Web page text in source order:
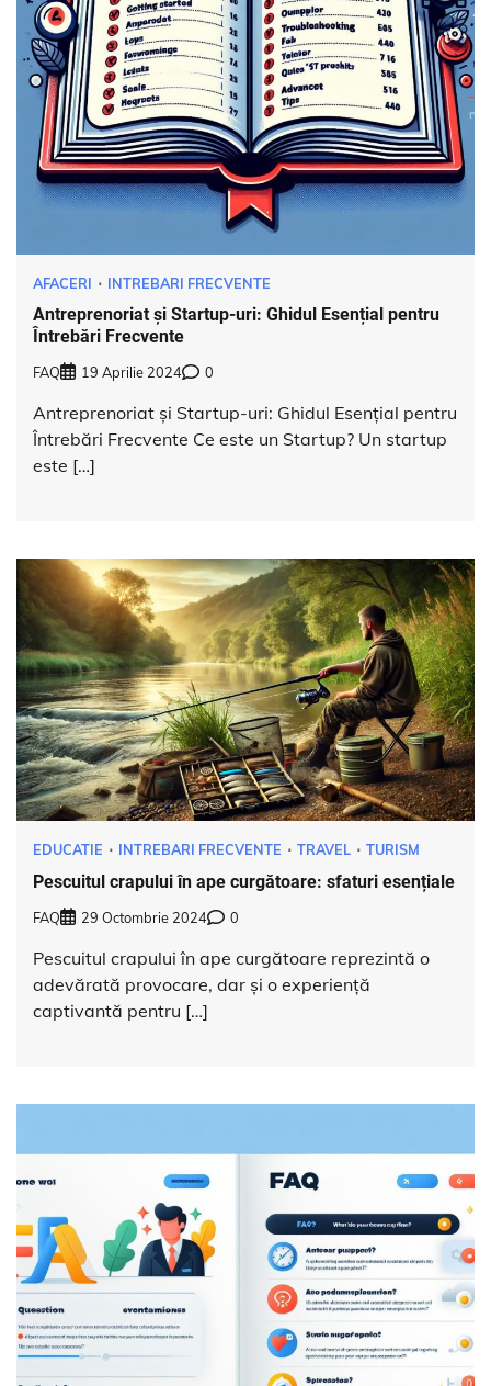
AFACERI INTREBARI FRECVENTE
Antreprenoriat și Startup-uri: Ghidul Esențial pentru
Întrebări Frecvente
FAQ 19 Aprilie 2024 0
Antreprenoriat și Startup-uri: Ghidul Esențial pentru
Întrebări Frecvente Ce este un Startup? Un startup
este […]
EDUCATIE INTREBARI FRECVENTE TRAVEL TURISM
Pescuitul crapului în ape curgătoare: sfaturi esențiale
FAQ 29 Octombrie 2024 0
Pescuitul crapului în ape curgătoare reprezintă o
adevărată provocare, dar și o experiență
captivantă pentru […]